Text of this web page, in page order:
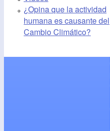
¿Opina que la actividad
humana es causante del
Cambio Climático?